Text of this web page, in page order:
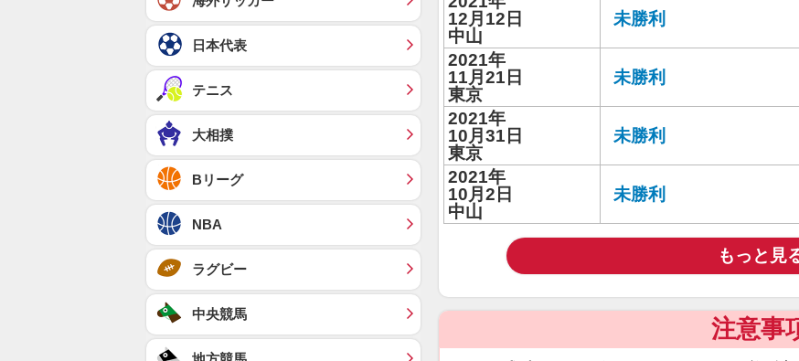
12月12日
中山
未勝利
2021年
11月21日
東京
未勝利
2021年
10月31日
東京
未勝利
2021年
10月2日
中山
未勝利
もっと見
注意事
日本代表
テニス
大相撲
Bリーグ
NBA
ラグビー
中央競馬